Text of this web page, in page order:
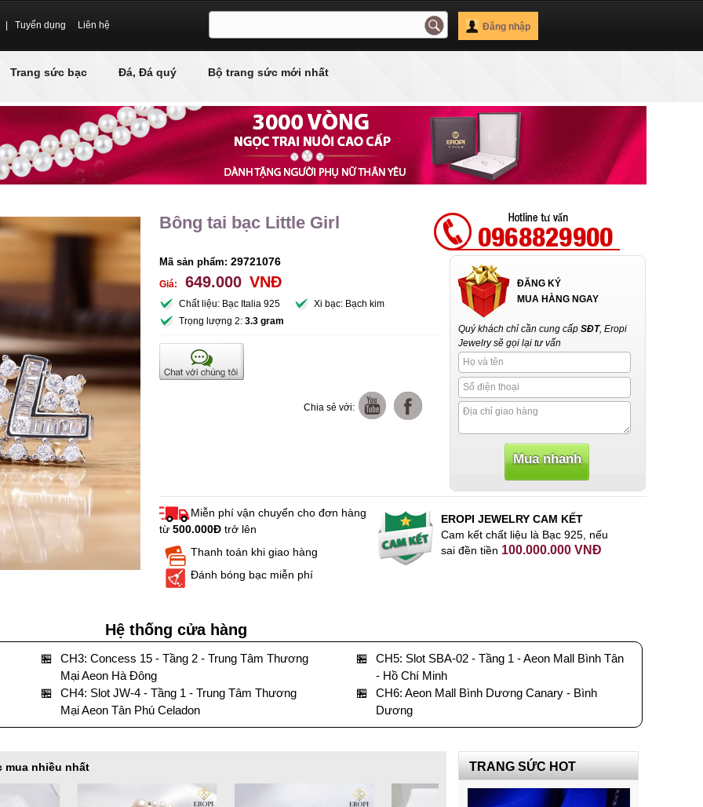
Tuyển dụng Liên hệ Đăng nhập
Trang sức bạc Đá, Đá quý Bộ trang sức mới nhất
Bông tai bạc Little Girl
Mã sản phẩm: 29721076
Giá: 649.000 VNĐ
Chất liệu: Bạc Italia 925
Xi bạc: Bạch kim
Trọng lượng 2: 3.3 gram
Chia sẻ với:
ĐĂNG KÝ
MUA HÀNG NGAY
Quý khách chỉ cần cung cấp SĐT, Eropi
Jewelry sẽ gọi lại tư vấn
Miễn phí vận chuyển cho đơn hàng
từ 500.000Đtrở lên
Thanh toán khi giao hàng
Đánh bóng bạc miễn phí
EROPI JEWELRY CAM KẾT
Cam kết chất liệu là Bạc 925, nếu
sai đền tiền 100.000.000 VNĐ
Hệ thống cửa hàng
🏪
CH3: Concess 15 - Tầng 2 - Trung Tâm Thương
Mại Aeon Hà Đông
🏪
CH4: Slot JW-4 - Tầng 1 - Trung Tâm Thương
Mại Aeon Tân Phú Celadon
🏪
CH5: Slot SBA-02 - Tầng 1 - Aeon Mall Bình Tân
- Hồ Chí Minh
🏪
CH6: Aeon Mall Bình Dương Canary - Bình
Dương
mua nhiều nhất TRANG SỨC HOT